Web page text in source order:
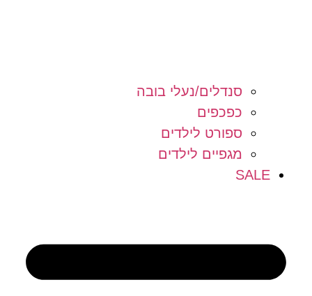
סנדלים/נעלי בובה
כפכפים
ספורט לילדים
מגפיים לילדים
SALE